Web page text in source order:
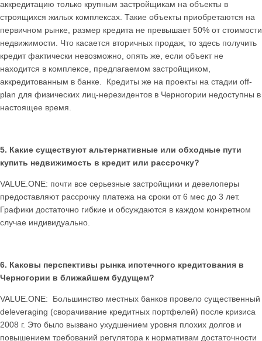
аккредитацию только крупным застройщикам на объекты в
строящихся жилых комплексах. Такие объекты приобретаются на
первичном рынке, размер кредита не превышает 50% от стоимости
недвижимости. Что касается вторичных продаж, то здесь получить
кредит фактически невозможно, опять же, если объект не
находится в комплексе, предлагаемом застройщиком,
аккредитованным в банке. Кредиты же на проекты на стадии off-
plan для физических лиц-нерезидентов в Черногории недоступны в
настоящее время.
5. Какие существуют альтернативные или обходные пути
купить недвижимость в кредит или рассрочку?
VALUE.ONE: почти все серьезные застройщики и девелоперы
предоставляют рассрочку платежа на сроки от 6 мес до 3 лет.
Графики достаточно гибкие и обсуждаются в каждом конкретном
случае индивидуально.
6. Каковы перспективы рынка ипотечного кредитования в
Черногории в ближайшем будущем?
VALUE.ONE: Большинство местных банков провело существенный
deleveraging (сворачивание кредитных портфелей) после кризиса
2008 г. Это было вызвано ухудшением уровня плохих долгов и
повышением требований регулятора к нормативам достаточности